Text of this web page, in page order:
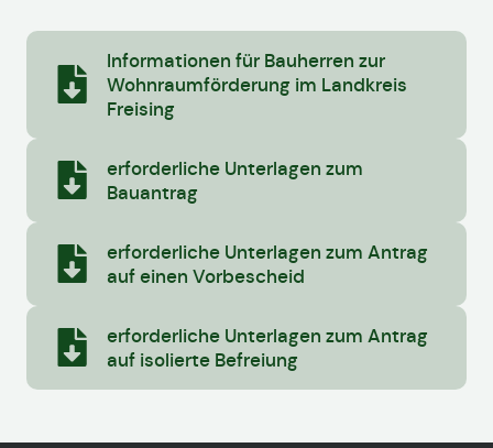
Informationen für Bauherren zur
Wohnraumförderung im Landkreis
Freising
erforderliche Unterlagen zum
Bauantrag
erforderliche Unterlagen zum Antrag
auf einen Vorbescheid
erforderliche Unterlagen zum Antrag
auf isolierte Befreiung